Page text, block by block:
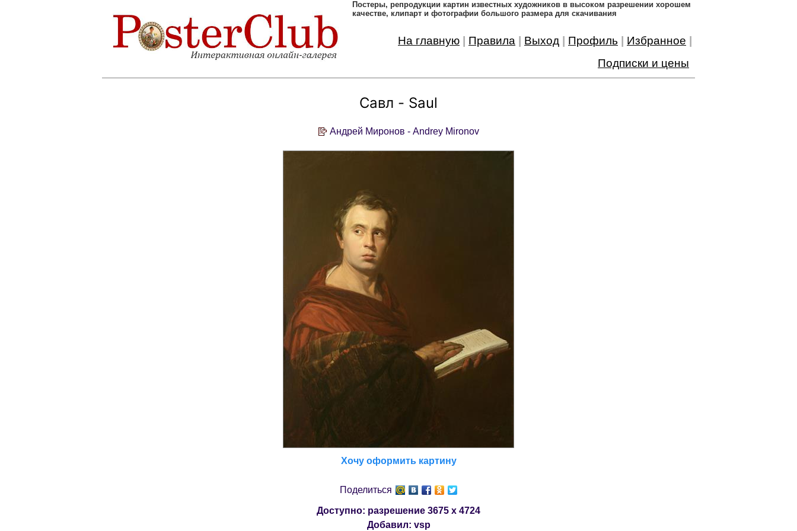
Постеры, pепродукции картин известных художников в высоком разрешении хорошем
качестве, клипарт и фотографии большого размера для скачивания
На главную Правила Выход Профиль Избранное
Подписки и цены
Савл - Saul
Андрей Миронов - Andrey Mironov
Хочу оформить картину
Поделиться
Доступно: разрешение 3675 x 4724
Добавил: vsp